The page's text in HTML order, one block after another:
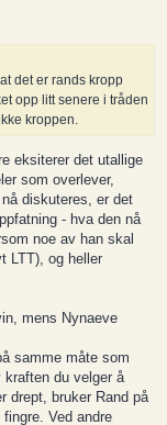
det er rands kropp
opp litt senere i tråden
kroppen.
eksiterer det utallige
som overlever,
diskuteres, er det
- hva den nå
noe av han skal
LTT), og heller
mens Nynaeve
samme måte som
du velger å
drept, bruker Rand på
Ved andre